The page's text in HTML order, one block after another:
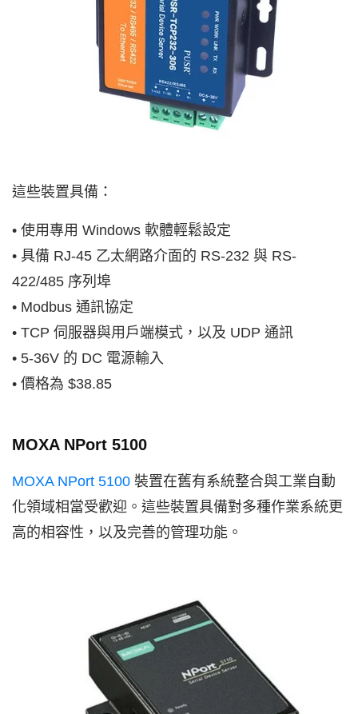
這些裝置具備：
• 使用專用 Windows 軟體輕鬆設定
• 具備 RJ-45 乙太網路介面的 RS-232 與 RS-
422/485 序列埠
• Modbus 通訊協定
• TCP 伺服器與用戶端模式，以及 UDP 通訊
• 5-36V 的 DC 電源輸入
• 價格為 $38.85
MOXA NPort 5100
MOXA NPort 5100 裝置在舊有系統整合與工業自動
化領域相當受歡迎。這些裝置具備對多種作業系統更
高的相容性，以及完善的管理功能。